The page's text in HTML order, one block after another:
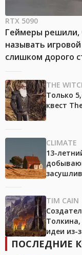
RTX 5090
Геймеры решили,
называть
слишком дорого
THE
Только
квест
CLIMATE
13-
TIM CAIN
идеи из-
ПОСЛЕДНИЕ